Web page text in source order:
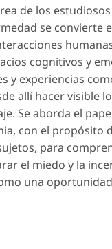
de los
se convierte
cognitivos y
y experiencias
allí hacer visible
Se aborda el
con el propósito
para
el miedo y la
una